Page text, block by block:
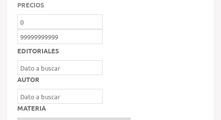
PRECIOS
EDITORIALES
AUTOR
MATERIA